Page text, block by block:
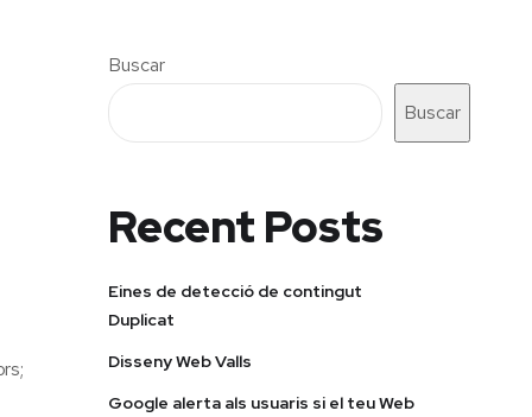
Buscar
Buscar
Recent Posts
Eines de detecció de contingut
Duplicat
Disseny Web Valls
Google alerta als usuaris si el teu Web